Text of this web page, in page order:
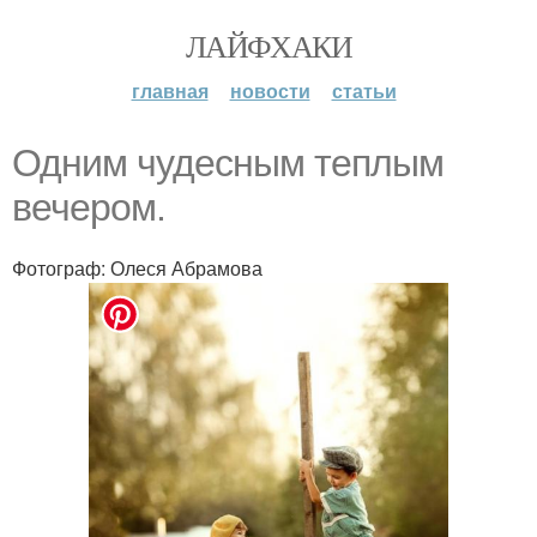
ЛАЙФХАКИ
главная новости статьи
Одним чудесным теплым
вечером.
Фотограф: Олеся Абрамова